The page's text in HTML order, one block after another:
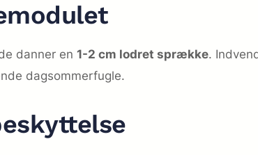
danner en 1-2 cm lodret sprække.
dagsommerfugle.